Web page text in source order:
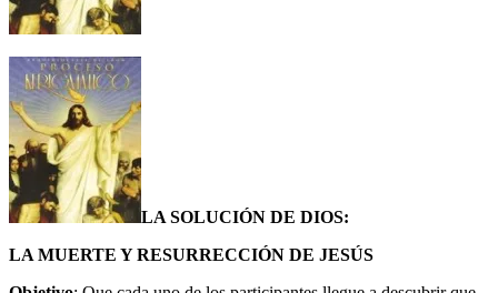
LA SOLUCIÓN DE DIOS:
LA MUERTE Y RESURRECCIÓN DE JESÚS